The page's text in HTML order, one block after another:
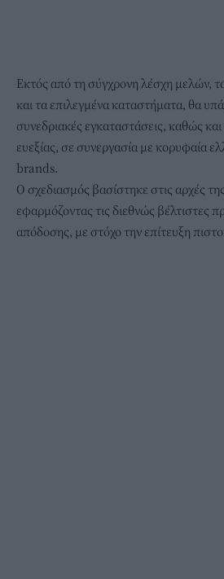
Εκτός από τη σύγχρονη λέσχη μελών,
και τα επιλεγμένα καταστήματα, θα
συνεδριακές εγκαταστάσεις, καθώς
ευεξίας, σε συνεργασία με κορυφαία
brands.
Ο σχεδιασμός βασίστηκε στις αρχές
εφαρμόζοντας τις διεθνώς βέλτιστες
απόδοσης, με στόχο την επίτευξη